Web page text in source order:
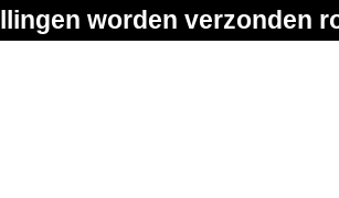
worden verzonden